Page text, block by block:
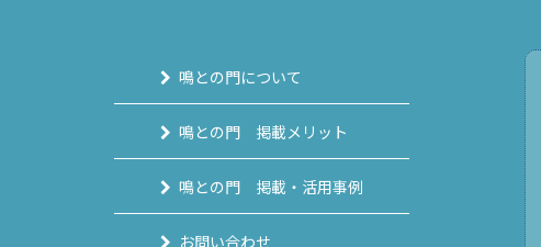
鳴との門について
鳴との門 掲載メリット
鳴との門 掲載・活用事例
お問い合わせ